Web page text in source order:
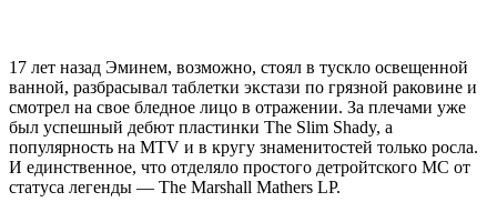
17 лет назад Эминем, возможно, стоял в тускло освещенной
ванной, разбрасывал таблетки экстази по грязной раковине и
смотрел на свое бледное лицо в отражении. За плечами уже
был успешный дебют пластинки The Slim Shady, а
популярность на MTV и в кругу знаменитостей только росла.
И единственное, что отделяло простого детройтского MC от
статуса легенды — The Marshall Mathers LP.